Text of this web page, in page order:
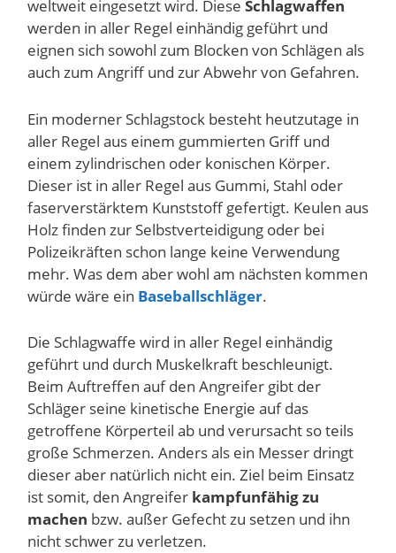
weltweit eingesetzt wird. Diese Schlagwaffen
werden in aller Regel einhändig geführt und
eignen sich sowohl zum Blocken von Schlägen als
auch zum Angriff und zur Abwehr von Gefahren.
Ein moderner Schlagstock besteht heutzutage in
aller Regel aus einem gummierten Griff und
einem zylindrischen oder konischen Körper.
Dieser ist in aller Regel aus Gummi, Stahl oder
faserverstärktem Kunststoff gefertigt. Keulen aus
Holz finden zur Selbstverteidigung oder bei
Polizeikräften schon lange keine Verwendung
mehr. Was dem aber wohl am nächsten kommen
würde wäre ein Baseballschläger.
Die Schlagwaffe wird in aller Regel einhändig
geführt und durch Muskelkraft beschleunigt.
Beim Auftreffen auf den Angreifer gibt der
Schläger seine kinetische Energie auf das
getroffene Körperteil ab und verursacht so teils
große Schmerzen. Anders als ein Messer dringt
dieser aber natürlich nicht ein. Ziel beim Einsatz
ist somit, den Angreifer kampfunfähig zu
machen bzw. außer Gefecht zu setzen und ihn
nicht schwer zu verletzen.